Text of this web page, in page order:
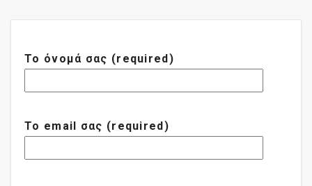
Το όνομά σας (required)
Το email σας (required)